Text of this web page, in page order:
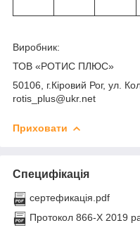
Виробник:
ТОВ «РОТИС ПЛЮС»
50106, г.Кіровий Рог, ул.
rotis_plus@ukr.net
Приховати
Специфікація
сертефикація.pdf
Протокол 866-Х 2019